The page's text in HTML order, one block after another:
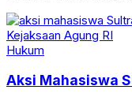
Hukum
Aksi Mahasiswa